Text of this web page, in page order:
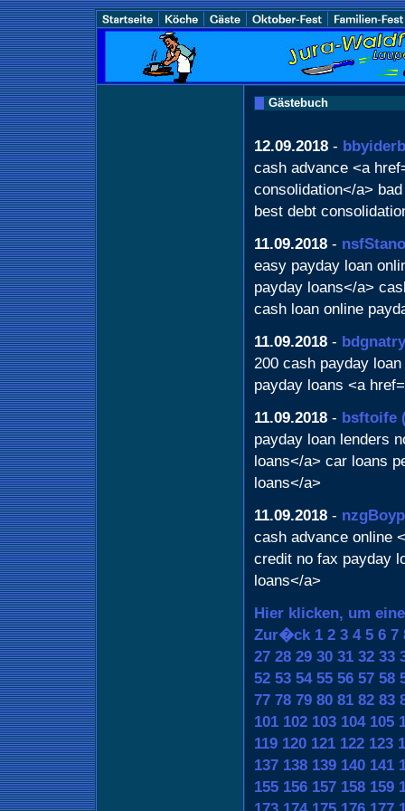
Gästebuch
12.09.2018 - bbyiderb
cash advance <a
consolidation</a>
best debt
11.09.2018 - nsfStano
easy payday loan
payday loans</a>
cash loan online
11.09.2018 - bdgnatry
200 cash payday
payday loans <a
11.09.2018 - bsftoife
payday loan lenders
loans</a> car loans
loans</a>
11.09.2018 -
cash advance online
credit no fax payday
loans</a>
Hier klicken, um
Zur�ck 1 2 3 4 5 6 7
27 28 29 30 31 32 33
52 53 54 55 56 57 58
77 78 79 80 81 82 83
101 102 103 104 105
119 120 121 122 123
137 138 139 140 141
155 156 157 158 159